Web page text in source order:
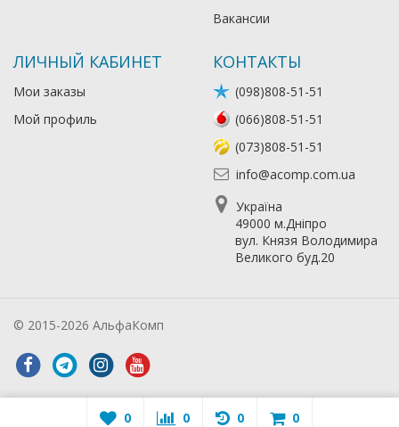
Вакансии
ЛИЧНЫЙ КАБИНЕТ
Мои заказы
Мой профиль
КОНТАКТЫ
(098)808-51-51
(066)808-51-51
(073)808-51-51
info@acomp.com.ua
Україна
49000 м.Дніпро
вул. Князя Володимира
Великого буд.20
© 2015-2026 АльфаКомп
0 0 0 0